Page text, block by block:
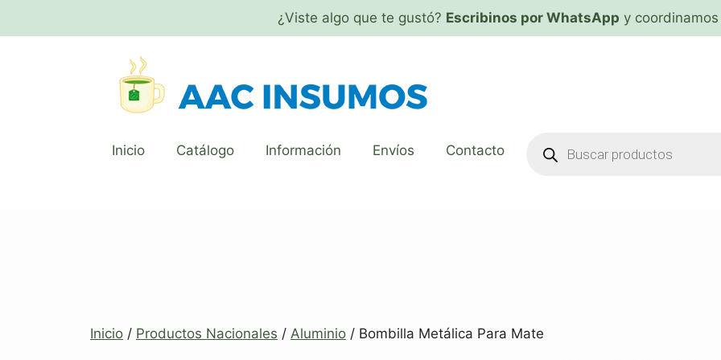
¿Viste algo que te gustó? Escribinos por WhatsApp y
Inicio Catálogo Información Envíos Contacto
Inicio / Productos Nacionales / Aluminio / Bombilla Metálica Para Mate